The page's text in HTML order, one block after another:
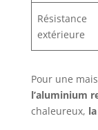
Résistance
extérieure
Pour une
l’aluminium
chaleureux,